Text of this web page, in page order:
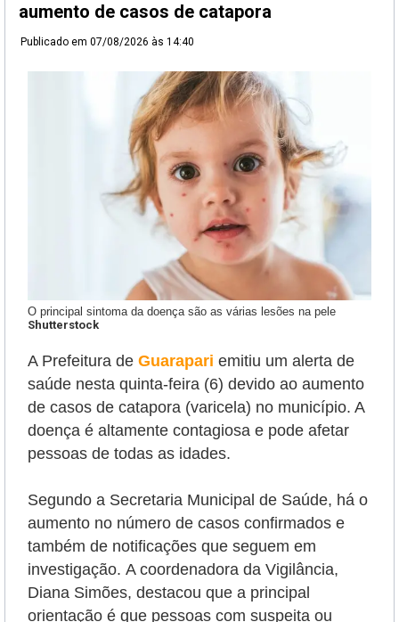
aumento de casos de catapora
Publicado em 07/08/2026 às 14:40
O principal sintoma da doença são as várias lesões na pele
Shutterstock
A Prefeitura de Guarapari emitiu um alerta de
saúde nesta quinta-feira (6) devido ao aumento
de casos de catapora (varicela) no município. A
doença é altamente contagiosa e pode afetar
pessoas de todas as idades.
Segundo a Secretaria Municipal de Saúde, há o
aumento no número de casos confirmados e
também de notificações que seguem em
investigação. A coordenadora da Vigilância,
Diana Simões, destacou que a principal
orientação é que pessoas com suspeita ou